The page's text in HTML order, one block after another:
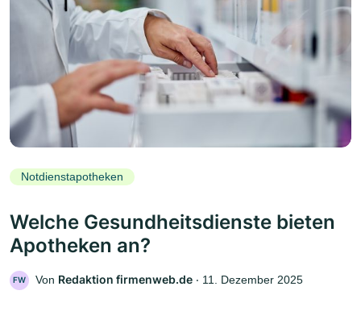
Notdienstapotheken
Welche Gesundheitsdienste bieten
Apotheken an?
FW Von Redaktion firmenweb.de ‧ 11. Dezember 2025